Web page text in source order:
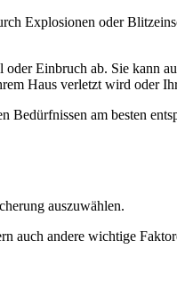
Explosionen oder
Einbruch ab. Sie kann
Haus verletzt wird oder
am besten
auszuwählen.
auch andere wichtige